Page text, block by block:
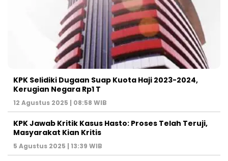
KPK Selidiki Dugaan Suap Kuota Haji 2023-2024,
Kerugian Negara Rp1 T
12 Agustus 2025 | 08:58 WIB
KPK Jawab Kritik Kasus Hasto: Proses Telah Teruji,
Masyarakat Kian Kritis
5 Agustus 2025 | 13:39 WIB